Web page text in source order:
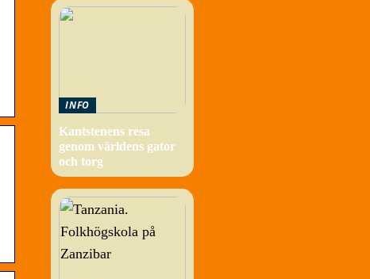
INFO
Kantstenens resa
genom världens gator
och torg